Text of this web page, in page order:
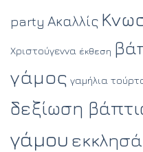
party Ακαλλίς
Χριστούγεννα έκθεση
γάμος γαμήλια
δεξίωση
γάμου